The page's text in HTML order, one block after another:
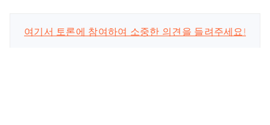
여기서 토론에 참여하여 소중한 의견을 들려주세요!